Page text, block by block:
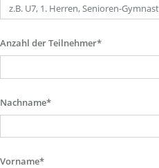
Anzahl der Teilnehmer*
Nachname*
Vorname*